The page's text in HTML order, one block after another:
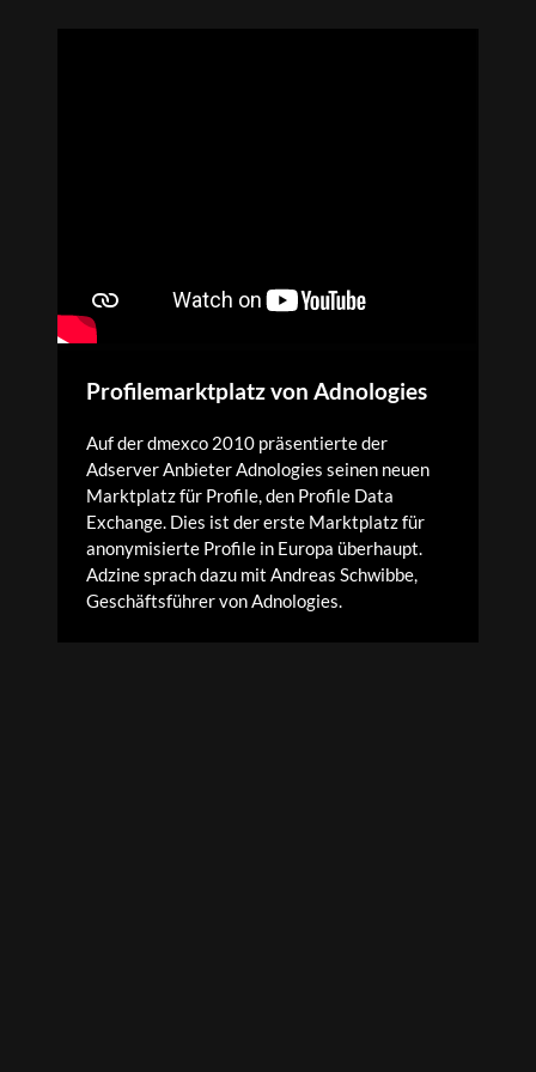
Profilemarktplatz von Adnologies
Auf der dmexco 2010 präsentierte der
Adserver Anbieter Adnologies seinen neuen
Marktplatz für Profile, den Profile Data
Exchange. Dies ist der erste Marktplatz für
anonymisierte Profile in Europa überhaupt.
Adzine sprach dazu mit Andreas Schwibbe,
Geschäftsführer von Adnologies.